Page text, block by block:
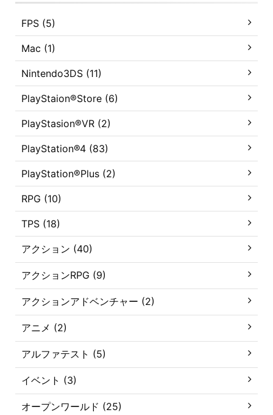
FPS (5)
Mac (1)
Nintendo3DS (11)
PlayStaion®Store (6)
PlayStasion®VR (2)
PlayStation®4 (83)
PlayStation®Plus (2)
RPG (10)
TPS (18)
アクション (40)
アクションRPG (9)
アクションアドベンチャー (2)
アニメ (2)
アルファテスト (5)
イベント (3)
オープンワールド (25)